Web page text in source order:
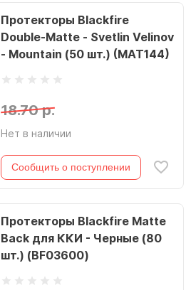
Протекторы Blackfire
Double-Matte - Svetlin Velinov
- Mountain (50 шт.) (MAT144)
18.70 р.
Нет в наличии
Сообщить о поступлении
Протекторы Blackfire Matte
Back для ККИ - Черные (80
шт.) (BF03600)